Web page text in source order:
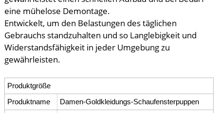
eine mühelose Demontage.
Entwickelt, um den Belastungen des täglichen
Gebrauchs standzuhalten und so Langlebigkeit und
Widerstandsfähigkeit in jeder Umgebung zu
gewährleisten.
Produktgröße
Produktname
Damen-Goldkleidungs-Schaufensterpuppen